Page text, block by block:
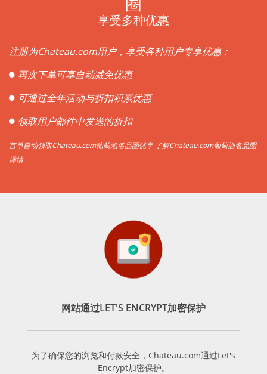
享受多种优惠
注册为Chateau.com用户，享受各种用户专享优惠：
再次下单可享自动减免优惠
可通过全年活动与折扣积累优惠
领取用户邮件中发送的折扣
首单自动领取Chateau.com葡萄酒名品圈优享 了解Chateau.com葡萄酒名品圈
详情
网站通过LET'S ENCRYPT加密保护
为了确保您的浏览和付款安全，Chateau.com通过Let's
Encrypt加密保护。